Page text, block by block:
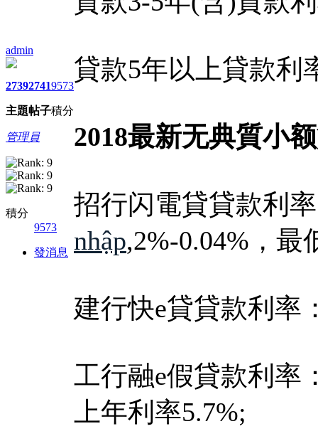
admin
2739
主題
2741
帖子
9573
積分
管理員
積分
9573
發消息
貸款5年以上貸款利
2018最新无典質小
招行闪電貸貸款利
nhập,2%-0.04%，最
建行快e貸貸款利率
工行融e假貸款利率
上年利率5.7%;